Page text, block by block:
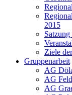
2015
Satzung
Ziele
Gruppenarbeit
AG
AG
AG